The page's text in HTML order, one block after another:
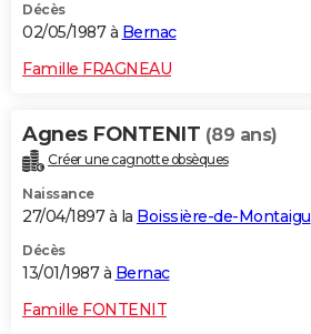
Décès
02/05/1987 à Bernac
Famille FRAGNEAU
Agnes FONTENIT (89 ans)
Créer une cagnotte obsèques
Naissance
27/04/1897 à la Boissière-de-Montaigu
Décès
13/01/1987 à Bernac
Famille FONTENIT